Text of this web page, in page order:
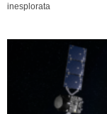
inesplorata